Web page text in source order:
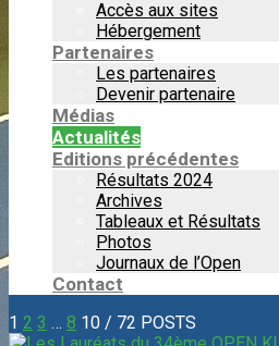
Accès aux sites
Hébergement
Partenaires
Les partenaires
Devenir partenaire
Médias
Actualités
Editions précédentes
Résultats 2024
Archives
Tableaux et Résultats
Photos
Journaux de l’Open
Contact
1 2 3 … 8 10 / 72 POSTS